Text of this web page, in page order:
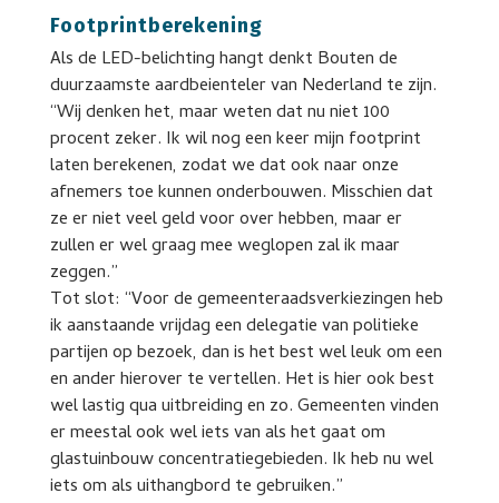
Footprintberekening
Als de LED-belichting hangt denkt Bouten de
duurzaamste aardbeienteler van Nederland te zijn.
“Wij denken het, maar weten dat nu niet 100
procent zeker. Ik wil nog een keer mijn footprint
laten berekenen, zodat we dat ook naar onze
afnemers toe kunnen onderbouwen. Misschien dat
ze er niet veel geld voor over hebben, maar er
zullen er wel graag mee weglopen zal ik maar
zeggen.”
Tot slot: “Voor de gemeenteraadsverkiezingen heb
ik aanstaande vrijdag een delegatie van politieke
partijen op bezoek, dan is het best wel leuk om een
en ander hierover te vertellen. Het is hier ook best
wel lastig qua uitbreiding en zo. Gemeenten vinden
er meestal ook wel iets van als het gaat om
glastuinbouw concentratiegebieden. Ik heb nu wel
iets om als uithangbord te gebruiken.”